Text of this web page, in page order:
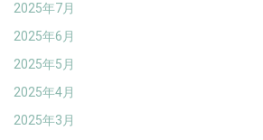
2025年7月
2025年6月
2025年5月
2025年4月
2025年3月